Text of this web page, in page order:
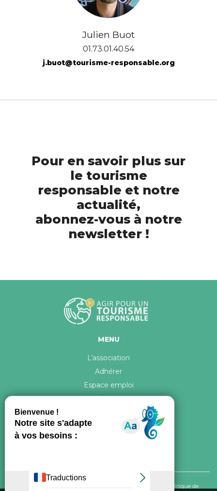
Julien Buot
01.73.01.40.54
j.buot@tourisme-responsable.org
Pour en savoir plus sur
le tourisme
responsable et notre
actualité,
abonnez-vous à notre
newsletter !
MENU
L’association
Adhérer
Espace emploi
Contact
Politique de